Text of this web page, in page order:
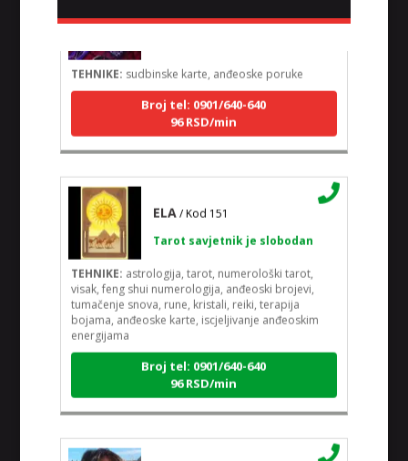
TEHNIKE: sudbinske karte, anđeoske poruke
Broj tel: 0901/640-640
96 RSD/min
ELA / Kod 151
Tarot savjetnik je slobodan
TEHNIKE: astrologija, tarot, numerološki tarot,
visak, feng shui numerologija, anđeoski brojevi,
tumačenje snova, rune, kristali, reiki, terapija
bojama, anđeoske karte, iscjeljivanje anđeoskim
energijama
Broj tel: 0901/640-640
96 RSD/min